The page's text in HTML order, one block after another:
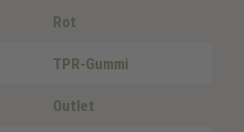
Rot
TPR-Gummi
Outlet